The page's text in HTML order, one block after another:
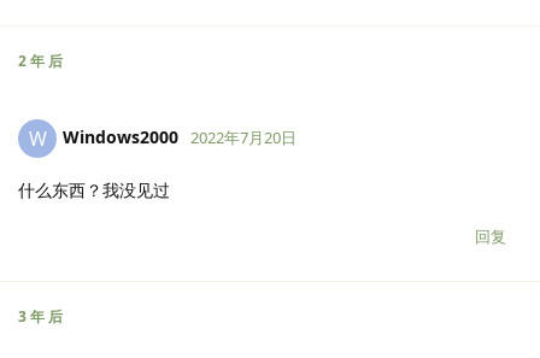
2 年后
W Windows2000 2022年7月20日
什么东西？我没见过
回复
3 年后